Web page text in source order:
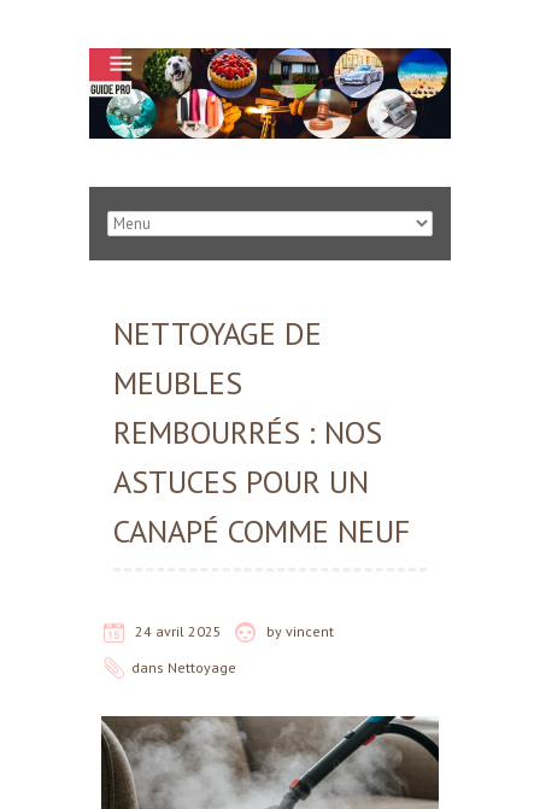
NETTOYAGE DE
MEUBLES
REMBOURRÉS : NOS
ASTUCES POUR UN
CANAPÉ COMME NEUF
24 avril 2025 by vincent
dans Nettoyage